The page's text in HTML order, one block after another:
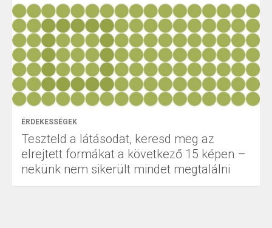
ÉRDEKESSÉGEK
Teszteld a látásodat, keresd meg az
elrejtett formákat a következő 15 képen –
nekünk nem sikerült mindet megtalálni